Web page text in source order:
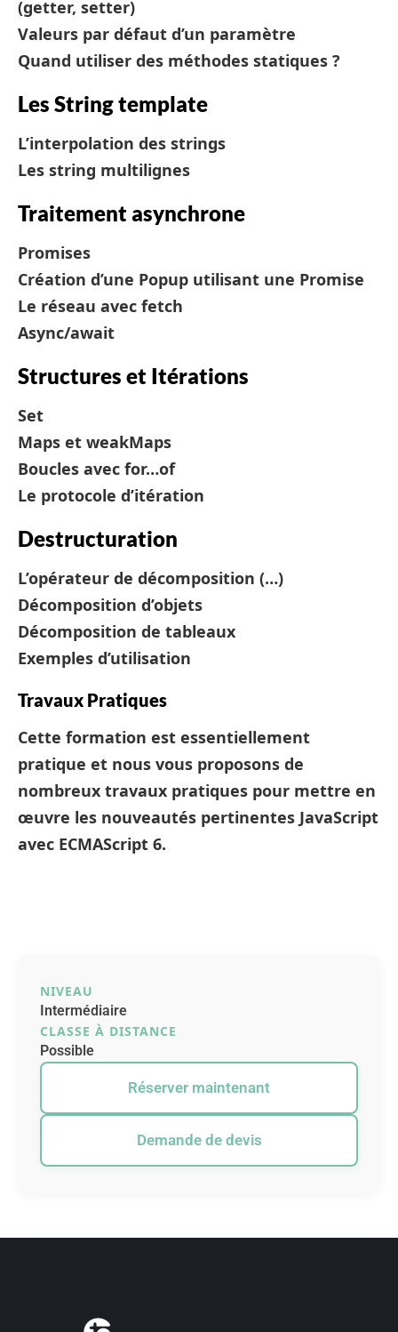
(getter, setter)
Valeurs par défaut d’un paramètre
Quand utiliser des méthodes statiques ?
Les String template
L’interpolation des strings
Les string multilignes
Traitement asynchrone
Promises
Création d’une Popup utilisant une Promise
Le réseau avec fetch
Async/await
Structures et Itérations
Set
Maps et weakMaps
Boucles avec for…of
Le protocole d’itération
Destructuration
L’opérateur de décomposition (…)
Décomposition d’objets
Décomposition de tableaux
Exemples d’utilisation
Travaux Pratiques
Cette formation est essentiellement
pratique et nous vous proposons de
nombreux travaux pratiques pour mettre en
œuvre les nouveautés pertinentes JavaScript
avec ECMAScript 6.
NIVEAU
Intermédiaire
CLASSE À DISTANCE
Possible
Réserver maintenant
Demande de devis